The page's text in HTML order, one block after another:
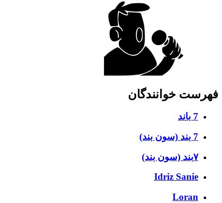
فهرست خوانندگان
7 باند
7 بند (سون بند)
۷بند (سون بند)
Idriz Sanie
Loran